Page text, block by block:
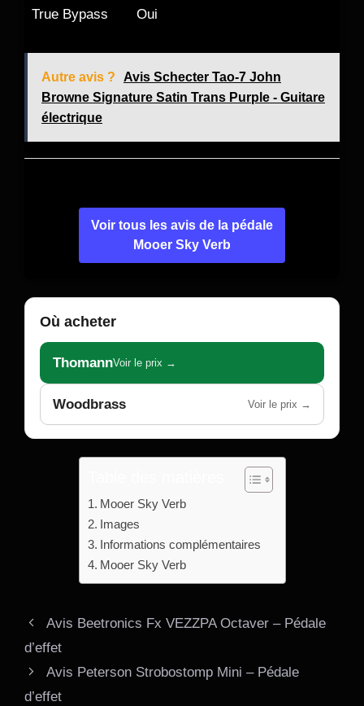
True Bypass Oui
Autre avis ?
Avis Schecter Tao-7 John
Browne Signature Satin Trans Purple - Guitare
électrique
Voir tous les avis de la pédale
Mooer Sky Verb
Où acheter
ThomannVoir le prix →
Woodbrass Voir le prix →
Mooer Sky Verb
Images
Informations complémentaires
Mooer Sky Verb
Avis Beetronics Fx VEZZPA Octaver – Pédale
d’effet
Avis Peterson Strobostomp Mini – Pédale
d’effet